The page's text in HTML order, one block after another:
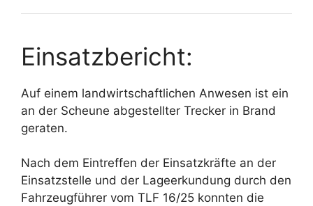
Einsatzbericht:
Auf einem landwirtschaftlichen Anwesen ist ein
an der Scheune abgestellter Trecker in Brand
geraten.
Nach dem Eintreffen der Einsatzkräfte an der
Einsatzstelle und der Lageerkundung durch den
Fahrzeugführer vom TLF 16/25 konnten die